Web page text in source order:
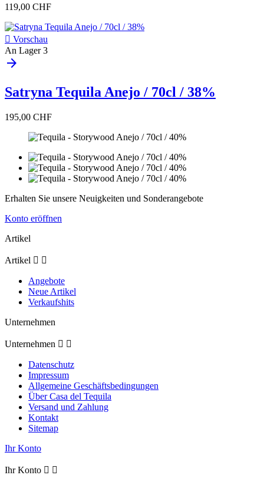
119,00 CHF
 Vorschau
An Lager 3
arrow_forward
Satryna Tequila Anejo / 70cl / 38%
195,00 CHF
Erhalten Sie unsere Neuigkeiten und Sonderangebote
Konto eröffnen
Artikel
Artikel  
Angebote
Neue Artikel
Verkaufshits
Unternehmen
Unternehmen  
Datenschutz
Impressum
Allgemeine Geschäftsbedingungen
Über Casa del Tequila
Versand und Zahlung
Kontakt
Sitemap
Ihr Konto
Ihr Konto  